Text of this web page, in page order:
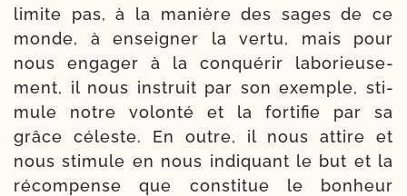
limite pas, à la manière des sages de ce
monde, à ensei­gner la ver­tu, mais pour
nous enga­ger à la conqué­rir labo­rieu­se­
ment, il nous ins­truit par son exemple, sti­
mule notre volon­té et la for­ti­fie par sa
grâce céleste. En outre, il nous attire et
nous sti­mule en nous indi­quant le but et la
récom­pense que consti­tue le bon­heur